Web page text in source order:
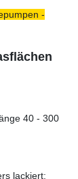
-
40 - 300
lackiert: